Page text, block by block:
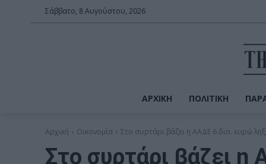
Σάββατο, 8 Αυγούστου, 2026
ΑΡΧΙΚΉ ΠΟΛΙΤΙΚΉ
Αρχική Οικονομία Στο συρτάρι βάζει η ΑΑΔΕ 6 δισ. ευρώ
Στο συρτάρι βάζει